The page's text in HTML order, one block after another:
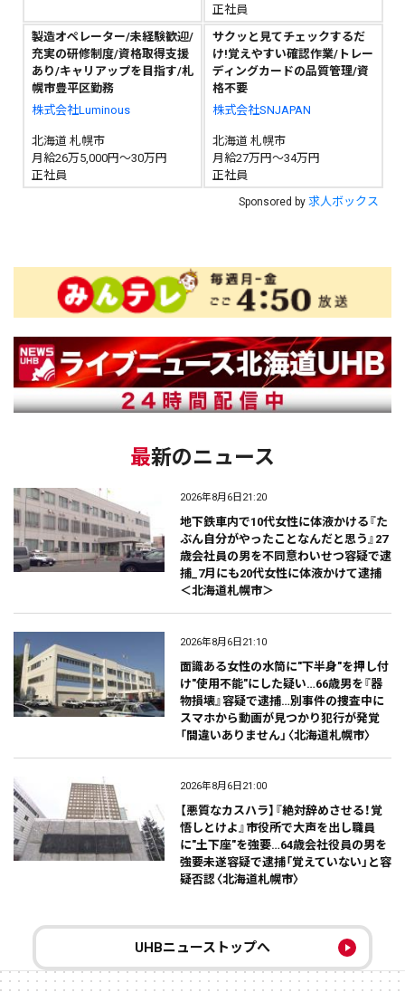
正社員
製造オペレーター/未経験歓迎/
充実の研修制度/資格取得支援
あり/キャリアップを目指す/札
幌市豊平区勤務
株式会社Luminous
北海道 札幌市
月給26万5,000円～30万円
正社員
サクッと見てチェックするだ
け!覚えやすい確認作業/トレー
ディングカードの品質管理/資
格不要
株式会社SNJAPAN
北海道 札幌市
月給27万円～34万円
正社員
Sponsored by 求人ボックス
最新のニュース
2026年8月6日21:20
地下鉄車内で10代女性に体液かける『た
ぶん自分がやったことなんだと思う』27
歳会社員の男を不同意わいせつ容疑で逮
捕_7月にも20代女性に体液かけて逮捕
＜北海道札幌市＞
2026年8月6日21:10
面識ある女性の水筒に"下半身"を押し付
け"使用不能"にした疑い…66歳男を『器
物損壊』容疑で逮捕…別事件の捜査中に
スマホから動画が見つかり犯行が発覚
「間違いありません」〈北海道札幌市〉
2026年8月6日21:00
【悪質なカスハラ】『絶対辞めさせる！覚
悟しとけよ』市役所で大声を出し職員
に"土下座"を強要…64歳会社役員の男を
強要未遂容疑で逮捕「覚えていない」と容
疑否認〈北海道札幌市〉
UHBニューストップへ